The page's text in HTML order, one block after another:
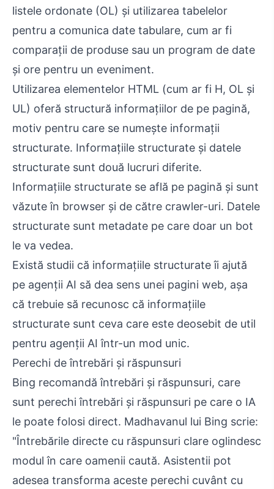
listele ordonate (OL) și utilizarea tabelelor
pentru a comunica date tabulare, cum ar fi
comparații de produse sau un program de date
și ore pentru un eveniment.
Utilizarea elementelor HTML (cum ar fi H, OL și
UL) oferă structură informațiilor de pe pagină,
motiv pentru care se numește informații
structurate. Informațiile structurate și datele
structurate sunt două lucruri diferite.
Informațiile structurate se află pe pagină și sunt
văzute în browser și de către crawler-uri. Datele
structurate sunt metadate pe care doar un bot
le va vedea.
Există studii că informațiile structurate îi ajută
pe agenții AI să dea sens unei pagini web, așa
că trebuie să recunosc că informațiile
structurate sunt ceva care este deosebit de util
pentru agenții AI într-un mod unic.
Perechi de întrebări și răspunsuri
Bing recomandă întrebări și răspunsuri, care
sunt perechi întrebări și răspunsuri pe care o IA
le poate folosi direct. Madhavanul lui Bing scrie:
"Întrebările directe cu răspunsuri clare oglindesc
modul în care oamenii caută. Asistentii pot
adesea transforma aceste perechi cuvânt cu